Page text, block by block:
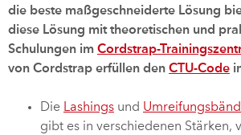
die beste maßgeschneiderte Lösung
diese Lösung mit theoretischen und
Schulungen im Cordstrap-
von Cordstrap erfüllen den CTU-Code
Die Lashings und
gibt es in verschiedenen Stärken,